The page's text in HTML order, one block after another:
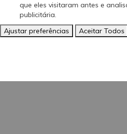
que eles visitaram antes e
publicitária.
Ajustar preferências
Aceitar Todos